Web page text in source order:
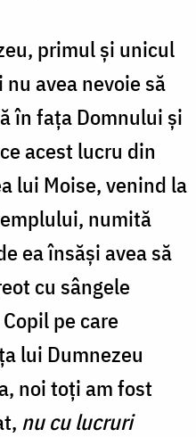
primul și unicul
avea nevoie să
în fața Domnului și
acest lucru din
lui Moise, venind la
numită
ea însăși avea să
cu sângele
pe care
lui Dumnezeu
noi toți am fost
nu cu lucruri